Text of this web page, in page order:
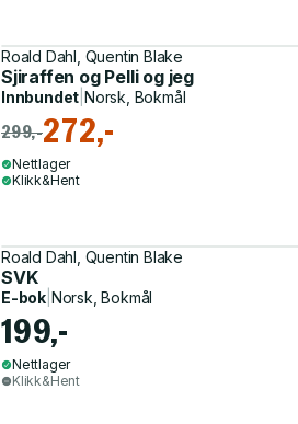
Roald Dahl, Quentin Blake
Sjiraffen og Pelli og jeg
Innbundet |Norsk, Bokmål
299,-272,-
Nettlager
Klikk&Hent
Roald Dahl, Quentin Blake
SVK
E-bok Norsk, Bokmål
199,-
Nettlager
Klikk&Hent